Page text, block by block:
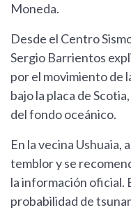
Moneda.
Desde el Centro
Sergio Barrientos
por el movimiento de
bajo la placa de
del fondo oceánico.
En la vecina Ushuaia,
temblor y se
la información oficial.
probabilidad de